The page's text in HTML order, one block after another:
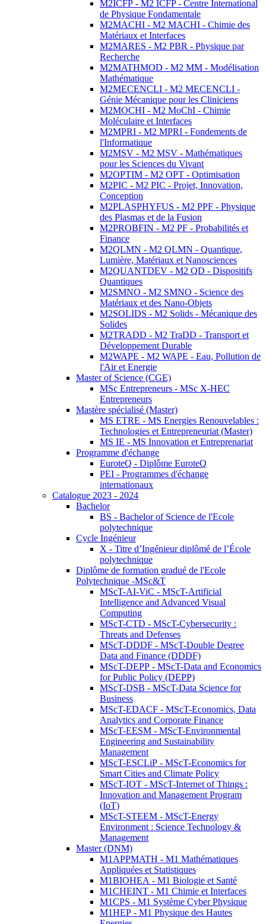
M2ICFP - M2 ICFP - Centre International
de Physique Fondamentale
M2MACHI - M2 MACHI - Chimie des
Matériaux et Interfaces
M2MARES - M2 PBR - Physique par
Recherche
M2MATHMOD - M2 MM - Modélisation
Mathématique
M2MECENCLI - M2 MECENCLI -
Génie Mécanique pour les Cliniciens
M2MOCHI - M2 MoChI - Chimie
Moléculaire et Interfaces
M2MPRI - M2 MPRI - Fondements de
l'Informatique
M2MSV - M2 MSV - Mathématiques
pour les Sciences du Vivant
M2OPTIM - M2 OPT - Optimisation
M2PIC - M2 PIC - Projet, Innovation,
Conception
M2PLASPHYFUS - M2 PPF - Physique
des Plasmas et de la Fusion
M2PROBFIN - M2 PF - Probabilités et
Finance
M2QLMN - M2 QLMN - Quantique,
Lumière, Matériaux et Nanosciences
M2QUANTDEV - M2 QD - Dispositifs
Quantiques
M2SMNO - M2 SMNO - Science des
Matériaux et des Nano-Objets
M2SOLIDS - M2 Solids - Mécanique des
Solides
M2TRADD - M2 TraDD - Transport et
Développement Durable
M2WAPE - M2 WAPE - Eau, Pollution de
l'Air et Energie
Master of Science (CGE)
MSc Entrepreneurs - MSc X-HEC
Entrepreneurs
Mastère spécialisé (Master)
MS ETRE - MS Energies Renouvelables :
Technologies et Entrepreneuriat (Master)
MS IE - MS Innovation et Entreprenariat
Programme d'échange
EuroteQ - Diplôme EuroteQ
PEI - Programmes d'échange
internationaux
Catalogue 2023 - 2024
Bachelor
BS - Bachelor of Science de l'Ecole
polytechnique
Cycle Ingénieur
X - Titre d’Ingénieur diplômé de l’École
polytechnique
Diplôme de formation gradué de l'Ecole
Polytechnique -MSc&T
MScT-AI-ViC - MScT-Artificial
Intelligence and Advanced Visual
Computing
MScT-CTD - MScT-Cybersecurity :
Threats and Defenses
MScT-DDDF - MScT-Double Degree
Data and Finance (DDDF)
MScT-DEPP - MScT-Data and Economics
for Public Policy (DEPP)
MScT-DSB - MScT-Data Science for
Business
MScT-EDACF - MScT-Economics, Data
Analytics and Corporate Finance
MScT-EESM - MScT-Environmental
Engineering and Sustainability
Management
MScT-ESCLiP - MScT-Economics for
Smart Cities and Climate Policy
MScT-IOT - MScT-Internet of Things :
Innovation and Management Program
(IoT)
MScT-STEEM - MScT-Energy
Environment : Science Technology &
Management
Master (DNM)
M1APPMATH - M1 Mathématiques
Appliquées et Statistiques
M1BIOHEA - M1 Biologie et Santé
M1CHEINT - M1 Chimie et Interfaces
M1CPS - M1 Système Cyber Physique
M1HEP - M1 Physique des Hautes